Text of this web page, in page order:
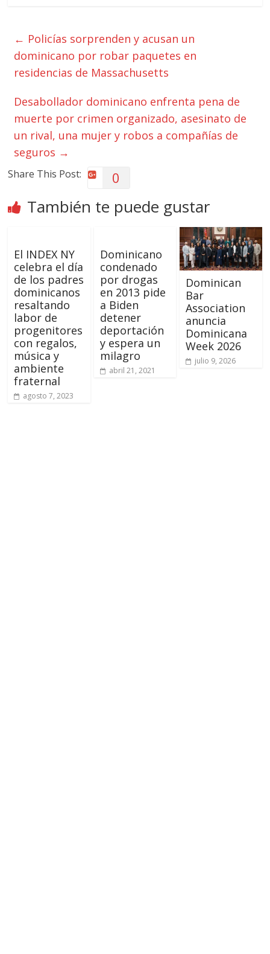
← Policías sorprenden y acusan un
dominicano por robar paquetes en
residencias de Massachusetts
Desabollador dominicano enfrenta pena de
muerte por crimen organizado, asesinato de
un rival, una mujer y robos a compañías de
seguros →
Share This Post: 0
También te puede gustar
El INDEX NY
celebra el día
de los padres
dominicanos
resaltando
labor de
progenitores
con regalos,
música y
ambiente
fraternal
agosto 7, 2023
Dominicano
condenado
por drogas
en 2013 pide
a Biden
detener
deportación
y espera un
milagro
abril 21, 2021
Dominican
Bar
Association
anuncia
Dominicana
Week 2026
julio 9, 2026